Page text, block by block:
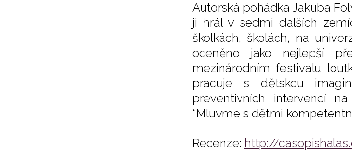
Autorská pohádka Jakuba
ji hrál v sedmi dalších
školkách, školách, na
oceněno jako nejlepší
mezinárodním festivalu
pracuje s dětskou
preventivních intervencí
“Mluvme s dětmi
Recenze: http://